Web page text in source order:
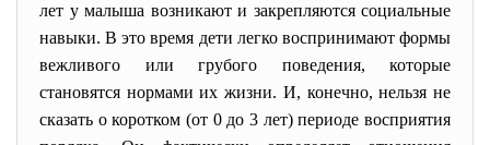
лет у малыша возникают и закрепляются социальные
навыки. В это время дети легко воспринимают формы
вежливого или грубого поведения, которые
становятся нормами их жизни. И, конечно, нельзя не
сказать о коротком (от 0 до 3 лет) периоде восприятия